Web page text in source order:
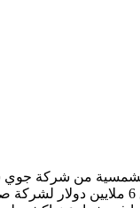
من شركة جوي
بشأن شبهات فساد فى الصفقة، من تلك